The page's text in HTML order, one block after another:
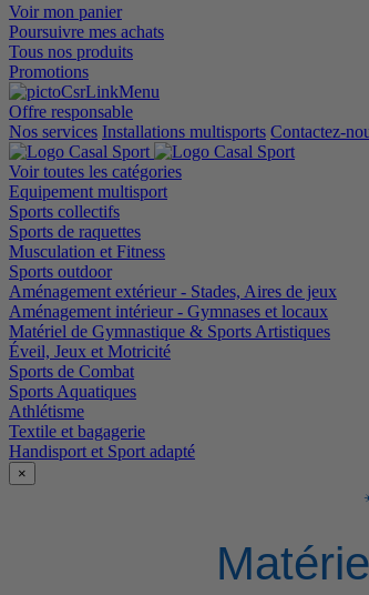
Voir mon panier
Poursuivre mes achats
Tous nos produits
Promotions
Offre responsable
Nos services Installations multisports Contactez-
Voir toutes les catégories
Equipement multisport
Sports collectifs
Sports de raquettes
Musculation et Fitness
Sports outdoor
Aménagement extérieur - Stades, Aires de jeux
Aménagement intérieur - Gymnases et locaux
Matériel de Gymnastique & Sports Artistiques
Éveil, Jeux et Motricité
Sports de Combat
Sports Aquatiques
Athlétisme
Textile et bagagerie
Handisport et Sport adapté
×